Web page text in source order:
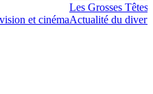
et cinéma
Les Grosses Têtes
Actualité du